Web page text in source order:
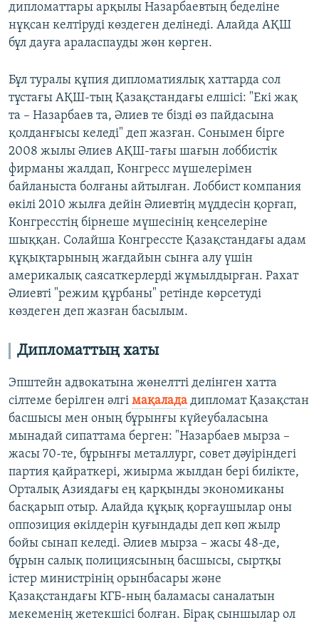
дипломаттары арқылы Назарбаевтың беделіне
нұқсан келтіруді көздеген делінеді. Алайда АҚШ
бұл дауға араласпауды жөн көрген.
Бұл туралы құпия дипломатиялық хаттарда сол
тұстағы АҚШ-тың Қазақстандағы елшісі: "Екі жақ
та – Назарбаев та, Әлиев те бізді өз пайдасына
қолданғысы келеді" деп жазған. Сонымен бірге
2008 жылы Әлиев АҚШ-тағы шағын лоббистік
фирманы жалдап, Конгресс мүшелерімен
байланыста болғаны айтылған. Лоббист компания
өкілі 2010 жылға дейін Әлиевтің мүддесін қорғап,
Конгресстің бірнеше мүшесінің кеңселеріне
шыққан. Солайша Конгрессте Қазақстандағы адам
құқықтарының жағдайын сынға алу үшін
америкалық саясаткерлерді жұмылдырған. Рахат
Әлиевті "режим құрбаны" ретінде көрсетуді
көздеген деп жазған басылым.
Дипломаттың хаты
Эпштейн адвокатына жөнелтті делінген хатта
сілтеме берілген әлгі мақалада дипломат Қазақстан
басшысы мен оның бұрынғы күйеубаласына
мынадай сипаттама берген: "Назарбаев мырза –
жасы 70-те, бұрынғы металлург, совет дәуіріндегі
партия қайраткері, жиырма жылдан бері билікте,
Орталық Азиядағы ең қарқынды экономиканы
басқарып отыр. Алайда құқық қорғаушылар оны
оппозиция өкілдерін қуғындады деп көп жылр
бойы сынап келеді. Әлиев мырза – жасы 48-де,
бұрын салық полициясының басшысы, сыртқы
істер министрінің орынбасары және
Қазақстандағы КГБ-ның баламасы саналатын
мекеменің жетекшісі болған. Бірақ сыншылар ол